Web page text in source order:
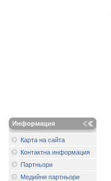
Информация
Карта на сайта
Контактна информация
Партньори
Медийни партньори